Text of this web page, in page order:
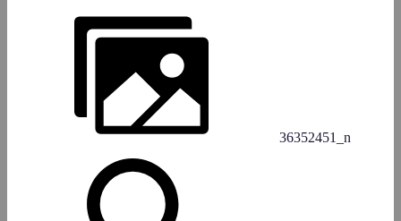
36352451_n